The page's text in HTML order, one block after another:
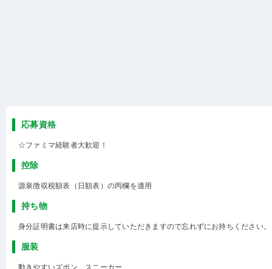
応募資格
☆ファミマ経験者大歓迎！
控除
源泉徴収税額表（日額表）の丙欄を適用
持ち物
身分証明書は来店時に提示していただきますので忘れずにお持ちください。
服装
動きやすいズボン、スニーカー。